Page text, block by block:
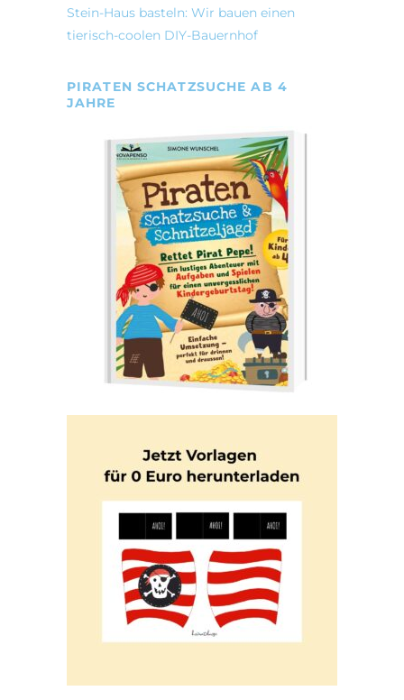
Stein-Haus basteln: Wir bauen einen
tierisch-coolen DIY-Bauernhof
PIRATEN SCHATZSUCHE AB 4
JAHRE